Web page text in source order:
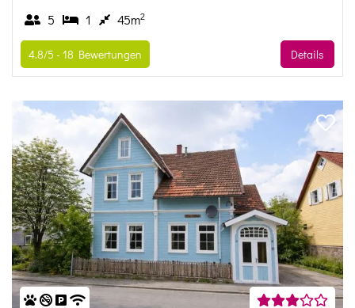
5 1 45m2
Details
4.8/5 - 18 Bewertungen